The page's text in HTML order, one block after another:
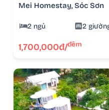
Mei Homestay, Sóc Sơn
2 ngủ 2
1,700,000đ/đêm